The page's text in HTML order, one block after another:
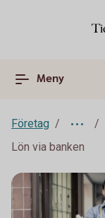
Meny
Företag
Lön via banken